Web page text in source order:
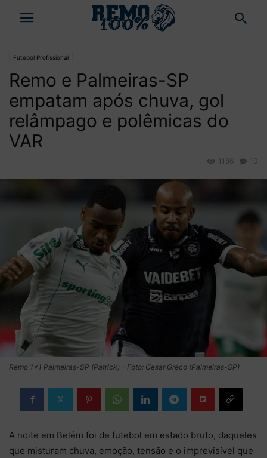
Futebol Profissional
Remo e Palmeiras-SP
empatam após chuva, gol
relâmpago e polêmicas do
VAR
10
1186
Remo 1×1 Palmeiras-SP (Patrick) – Foto: Cesar Greco (Palmeiras-SP)
A noite em Belém foi de futebol em estado bruto, daqueles
que misturam chuva, emoção, tensão e o imprevisível que